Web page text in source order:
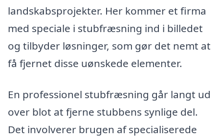
landskabsprojekter. Her kommer et firma
med speciale i stubfræsning ind i billedet
og tilbyder løsninger, som gør det nemt at
få fjernet disse uønskede elementer.
En professionel stubfræsning går langt ud
over blot at fjerne stubbens synlige del.
Det involverer brugen af specialiserede